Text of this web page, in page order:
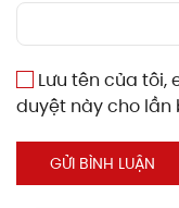
Lưu tên của tôi,
duyệt này cho lần
GỬI BÌNH LUẬN